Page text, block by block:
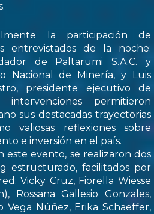
la participación de
entrevistados de la noche:
de Paltarumi S.A.C. y
Nacional de Minería, y Luis
presidente ejecutivo de
intervenciones permitieron
sus destacadas trayectorias
valiosas reflexiones sobre
e inversión en el país.
este evento, se realizaron dos
estructurado, facilitados por
Vicky Cruz, Fiorella Wiesse
Rossana Gallesio Gonzales,
Vega Núñez, Erika Schaeffer,